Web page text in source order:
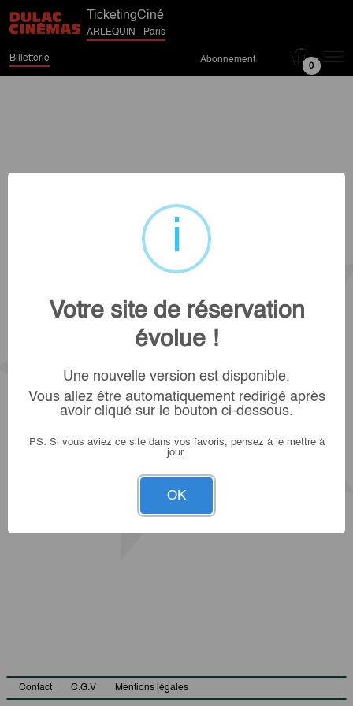
TicketingCiné
ARLEQUIN - Paris
Billetterie Abonnement
0
Contact C.G.V Mentions légales
Votre site de réservation
évolue !
Une nouvelle version est disponible.
Vous allez être automatiquement redirigé après
avoir cliqué sur le bouton ci-dessous.
PS: Si vous aviez ce site dans vos favoris, pensez à le mettre à
jour.
OK